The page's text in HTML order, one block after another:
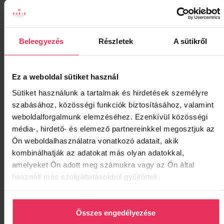
Beleegyezés Részletek A sütikről
Ez a weboldal sütiket használ
Sütiket használunk a tartalmak és hirdetések személyre
szabásához, közösségi funkciók biztosításához, valamint
weboldalforgalmunk elemzéséhez. Ezenkívül közösségi
média-, hirdető- és elemező partnereinkkel megosztjuk az
Ön weboldalhasználatra vonatkozó adatait, akik
kombinálhatják az adatokat más olyan adatokkal,
amelyeket Ön adott meg számukra vagy az Ön által
használt más szolgáltatásokból gyűjtöttek.
Összes engedélyezése
1 2 Következő › »
Foglaljon szállást a